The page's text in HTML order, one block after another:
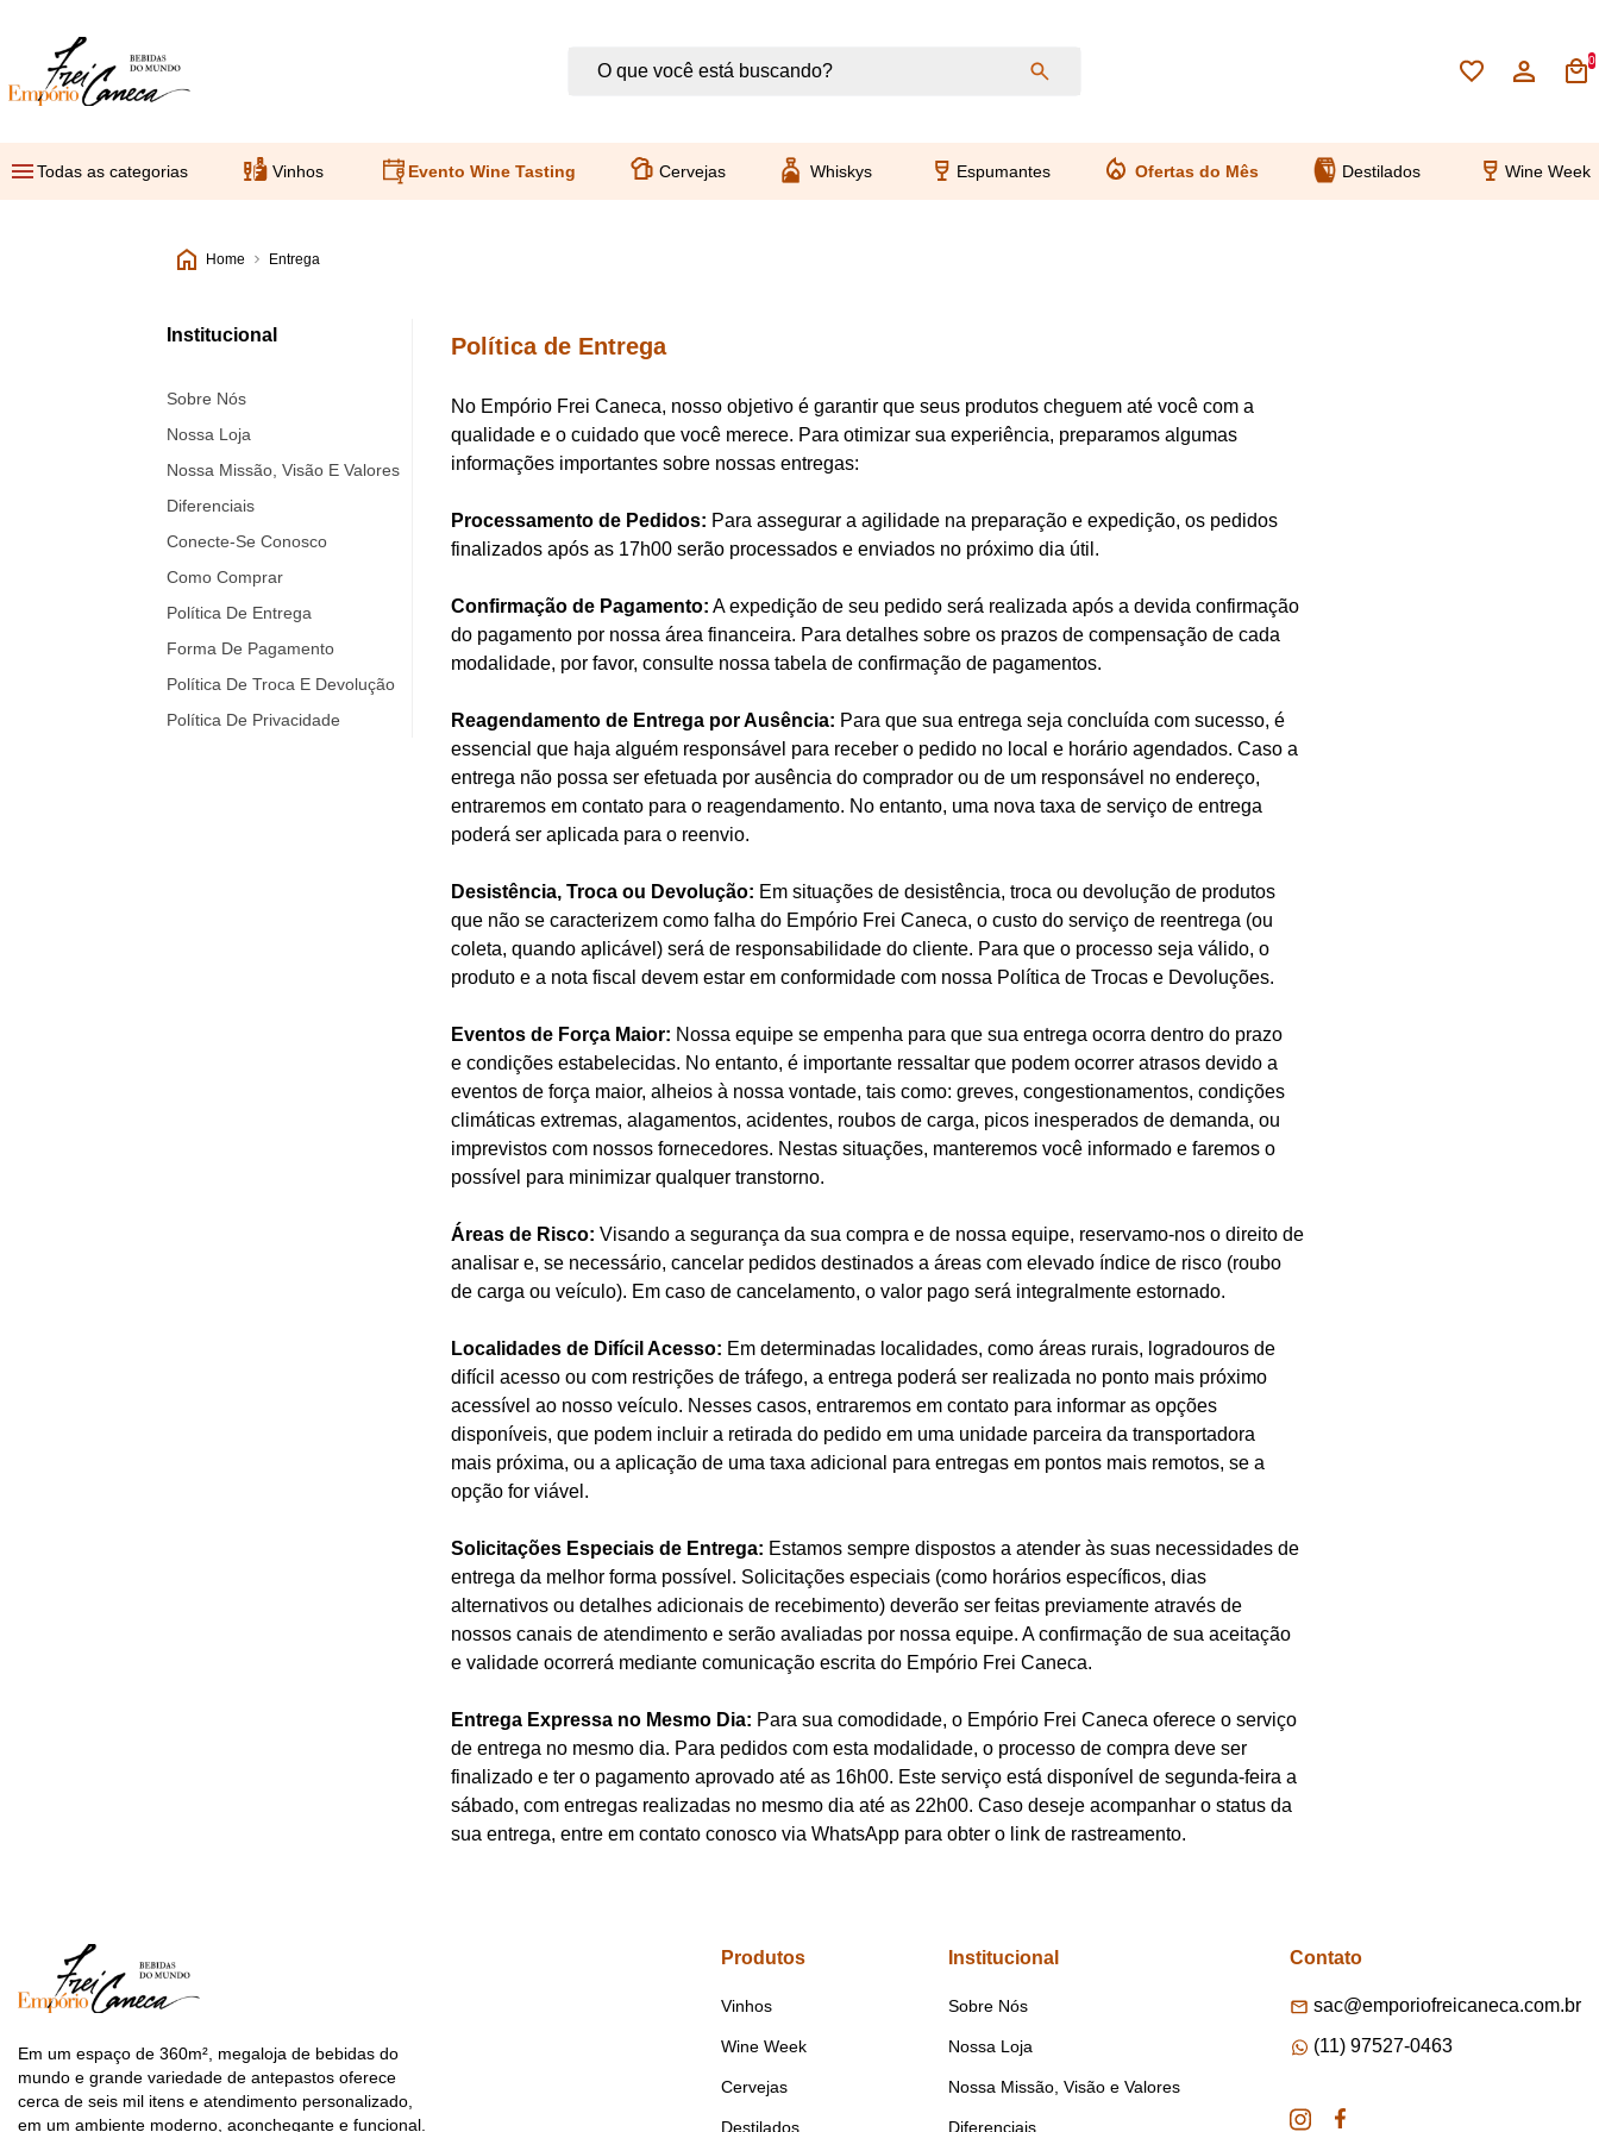
0
Todas as categorias Vinhos Evento Wine Tasting Cervejas Whiskys Espumantes Ofertas do Mês Destilados Wine Week
Institucional
Sobre Nós
Nossa Loja
Nossa Missão, Visão E Valores
Diferenciais
Conecte-Se Conosco
Como Comprar
Política De Entrega
Forma De Pagamento
Política De Troca E Devolução
Política De Privacidade
Home Entrega
Política de Entrega
No Empório Frei Caneca, nosso objetivo é garantir que seus produtos cheguem até você com a
qualidade e o cuidado que você merece. Para otimizar sua experiência, preparamos algumas
informações importantes sobre nossas entregas:
Processamento de Pedidos: Para assegurar a agilidade na preparação e expedição, os pedidos
finalizados após as 17h00 serão processados e enviados no próximo dia útil.
Confirmação de Pagamento: A expedição de seu pedido será realizada após a devida confirmação
do pagamento por nossa área financeira. Para detalhes sobre os prazos de compensação de cada
modalidade, por favor, consulte nossa tabela de confirmação de pagamentos.
Reagendamento de Entrega por Ausência: Para que sua entrega seja concluída com sucesso, é
essencial que haja alguém responsável para receber o pedido no local e horário agendados. Caso a
entrega não possa ser efetuada por ausência do comprador ou de um responsável no endereço,
entraremos em contato para o reagendamento. No entanto, uma nova taxa de serviço de entrega
poderá ser aplicada para o reenvio.
Desistência, Troca ou Devolução: Em situações de desistência, troca ou devolução de produtos
que não se caracterizem como falha do Empório Frei Caneca, o custo do serviço de reentrega (ou
coleta, quando aplicável) será de responsabilidade do cliente. Para que o processo seja válido, o
produto e a nota fiscal devem estar em conformidade com nossa Política de Trocas e Devoluções.
Eventos de Força Maior: Nossa equipe se empenha para que sua entrega ocorra dentro do prazo
e condições estabelecidas. No entanto, é importante ressaltar que podem ocorrer atrasos devido a
eventos de força maior, alheios à nossa vontade, tais como: greves, congestionamentos, condições
climáticas extremas, alagamentos, acidentes, roubos de carga, picos inesperados de demanda, ou
imprevistos com nossos fornecedores. Nestas situações, manteremos você informado e faremos o
possível para minimizar qualquer transtorno.
Áreas de Risco: Visando a segurança da sua compra e de nossa equipe, reservamo-nos o direito de
analisar e, se necessário, cancelar pedidos destinados a áreas com elevado índice de risco (roubo
de carga ou veículo). Em caso de cancelamento, o valor pago será integralmente estornado.
Localidades de Difícil Acesso: Em determinadas localidades, como áreas rurais, logradouros de
difícil acesso ou com restrições de tráfego, a entrega poderá ser realizada no ponto mais próximo
acessível ao nosso veículo. Nesses casos, entraremos em contato para informar as opções
disponíveis, que podem incluir a retirada do pedido em uma unidade parceira da transportadora
mais próxima, ou a aplicação de uma taxa adicional para entregas em pontos mais remotos, se a
opção for viável.
Solicitações Especiais de Entrega: Estamos sempre dispostos a atender às suas necessidades de
entrega da melhor forma possível. Solicitações especiais (como horários específicos, dias
alternativos ou detalhes adicionais de recebimento) deverão ser feitas previamente através de
nossos canais de atendimento e serão avaliadas por nossa equipe. A confirmação de sua aceitação
e validade ocorrerá mediante comunicação escrita do Empório Frei Caneca.
Entrega Expressa no Mesmo Dia: Para sua comodidade, o Empório Frei Caneca oferece o serviço
de entrega no mesmo dia. Para pedidos com esta modalidade, o processo de compra deve ser
finalizado e ter o pagamento aprovado até as 16h00. Este serviço está disponível de segunda-feira a
sábado, com entregas realizadas no mesmo dia até as 22h00. Caso deseje acompanhar o status da
sua entrega, entre em contato conosco via WhatsApp para obter o link de rastreamento.
Em um espaço de 360m², megaloja de bebidas do
mundo e grande variedade de antepastos oferece
cerca de seis mil itens e atendimento personalizado,
em um ambiente moderno, aconchegante e funcional.
Produtos
Vinhos
Wine Week
Cervejas
Destilados
Institucional
Sobre Nós
Nossa Loja
Nossa Missão, Visão e Valores
Diferenciais
Contato
sac@emporiofreicaneca.com.br
(11) 97527-0463